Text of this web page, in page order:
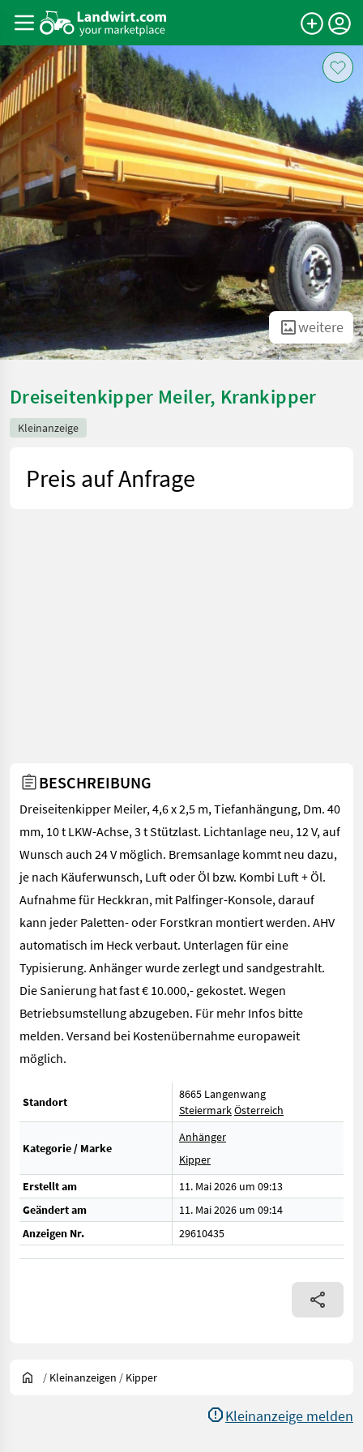
weitere
Dreiseitenkipper Meiler, Krankipper
Kleinanzeige
Preis auf Anfrage
BESCHREIBUNG
Dreiseitenkipper Meiler, 4,6 x 2,5 m, Tiefanhängung, Dm. 40
mm, 10 t LKW-Achse, 3 t Stützlast. Lichtanlage neu, 12 V, auf
Wunsch auch 24 V möglich. Bremsanlage kommt neu dazu,
je nach Käuferwunsch, Luft oder Öl bzw. Kombi Luft + Öl.
Aufnahme für Heckkran, mit Palfinger-Konsole, darauf
kann jeder Paletten- oder Forstkran montiert werden. AHV
automatisch im Heck verbaut. Unterlagen für eine
Typisierung. Anhänger wurde zerlegt und sandgestrahlt.
Die Sanierung hat fast € 10.000,- gekostet. Wegen
Betriebsumstellung abzugeben. Für mehr Infos bitte
melden. Versand bei Kostenübernahme europaweit
möglich.
Standort
8665 Langenwang
SteiermarkÖsterreich
Kategorie / Marke
Anhänger
Kipper
Erstellt am
11. Mai 2026 um 09:13
Geändert am
11. Mai 2026 um 09:14
Anzeigen Nr.
29610435
/ Kleinanzeigen / Kipper
Kleinanzeige melden